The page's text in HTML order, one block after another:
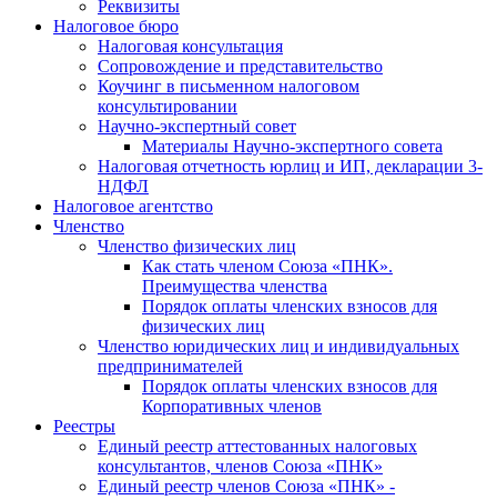
Реквизиты
Налоговое бюро
Налоговая консультация
Cопровождение и представительство
Коучинг в письменном налоговом
консультировании
Научно-экспертный совет
Материалы Научно-экспертного совета
Налоговая отчетность юрлиц и ИП, декларации 3-
НДФЛ
Налоговое агентство
Членство
Членство физических лиц
Как стать членом Союза «ПНК».
Преимущества членства
Порядок оплаты членских взносов для
физических лиц
Членство юридических лиц и индивидуальных
предпринимателей
Порядок оплаты членских взносов для
Корпоративных членов
Реестры
Единый реестр аттестованных налоговых
консультантов, членов Союза «ПНК»
Единый реестр членов Союза «ПНК» -